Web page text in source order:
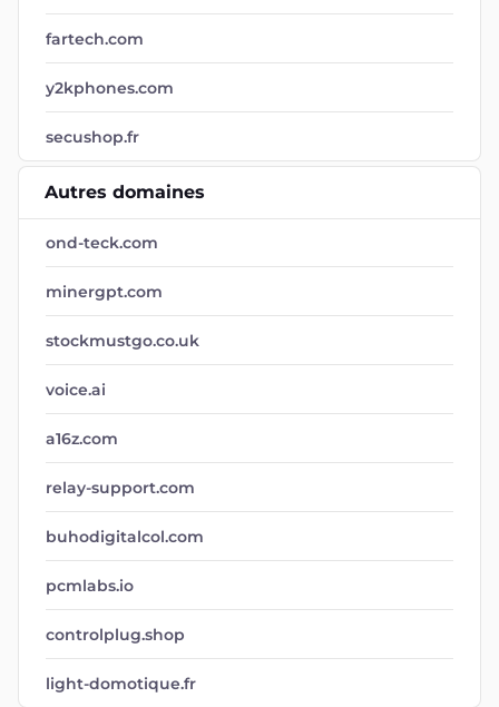
fartech.com
y2kphones.com
secushop.fr
Autres domaines
ond-teck.com
minergpt.com
stockmustgo.co.uk
voice.ai
a16z.com
relay-support.com
buhodigitalcol.com
pcmlabs.io
controlplug.shop
light-domotique.fr